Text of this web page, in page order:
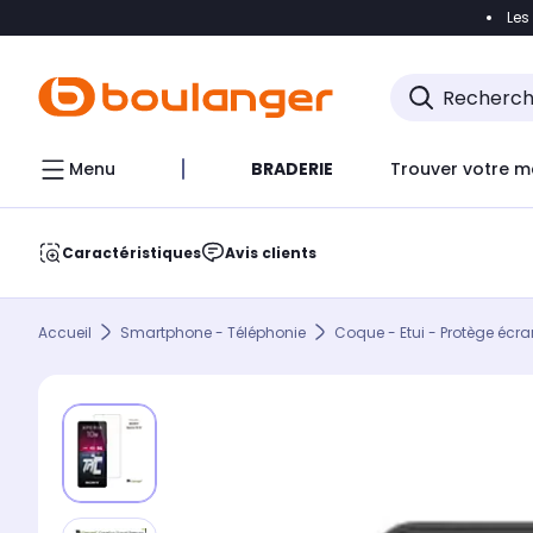
Accéder
Menu BRADERIE Trouver votre
Caractéristiques Avis clients
Accueil Smartphone - Téléphonie Coque - Etui - Protège